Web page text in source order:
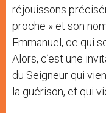
réjouissons
proche » et son
Emmanuel, ce qui
Alors, c’est une
du Seigneur qui
la guérison, et qui